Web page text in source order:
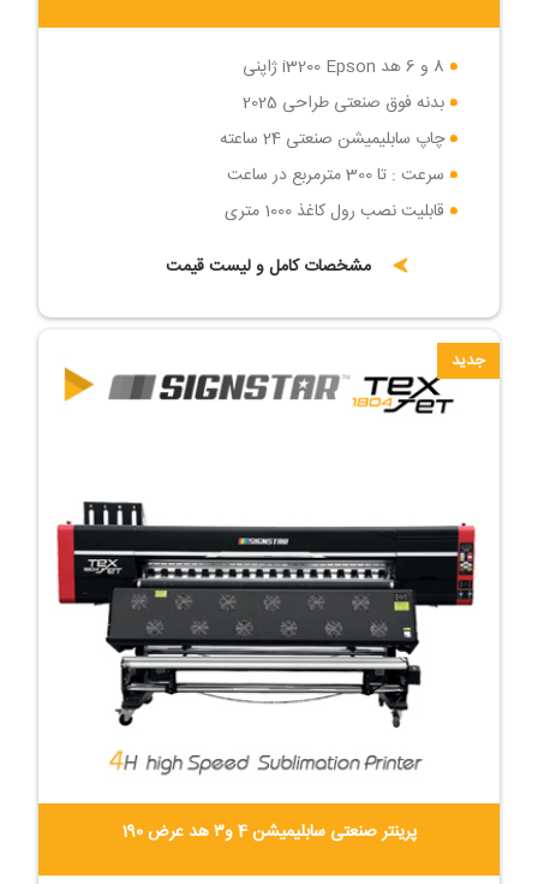
8 و 6 هد i3200 Epson ژاپنی
بدنه فوق صنعتی طراحی 2025
چاپ سابلیمیشن صنعتی 24 ساعته
سرعت : تا 300 مترمربع در ساعت
قابلیت نصب رول کاغذ 1000 متری
مشخصات کامل و لیست قیمت
جدید
پرینتر صنعتی سابلیمیشن 4 و۳ هد عرض 190